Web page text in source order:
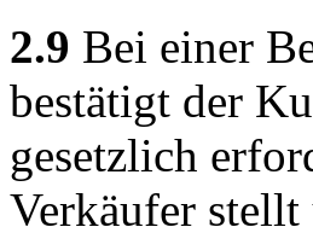
2.9 Bei einer
bestätigt der
gesetzlich
Verkäufer stellt